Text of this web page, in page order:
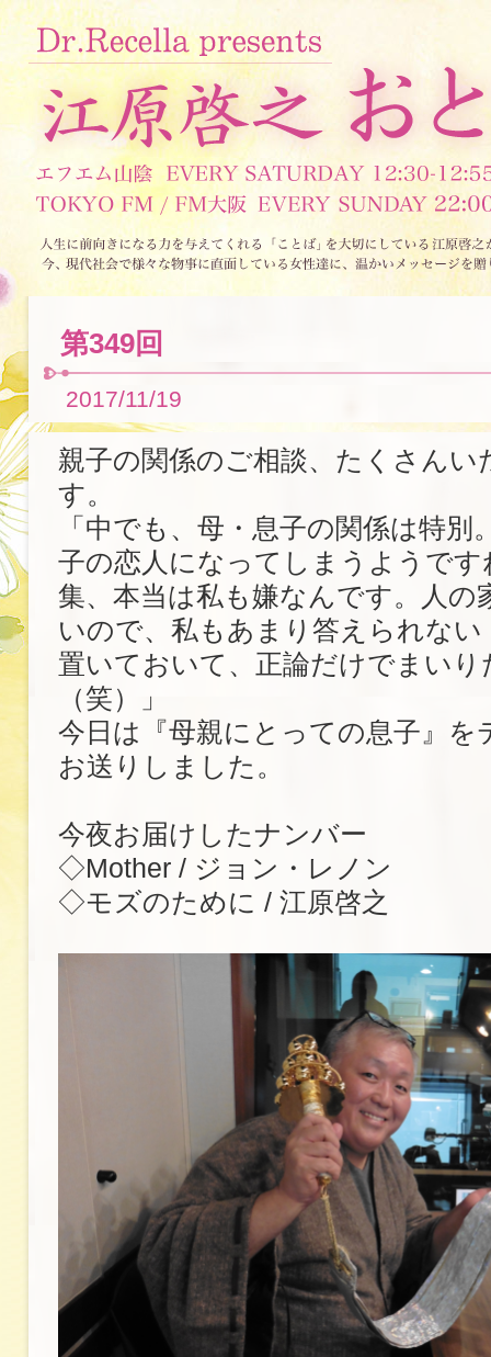
第349回
2017/11/19
親子の関係のご相談、たくさんい
す。
「中でも、母・息子の関係は特別
子の恋人になってしまうようです
集、本当は私も嫌なんです。人の
いので、私もあまり答えられない
置いておいて、正論だけでまい
（笑）」
今日は『母親にとっての息子』を
お送りしました。
今夜お届けしたナンバー
◇Mother / ジョン・レノン
◇モズのために / 江原啓之